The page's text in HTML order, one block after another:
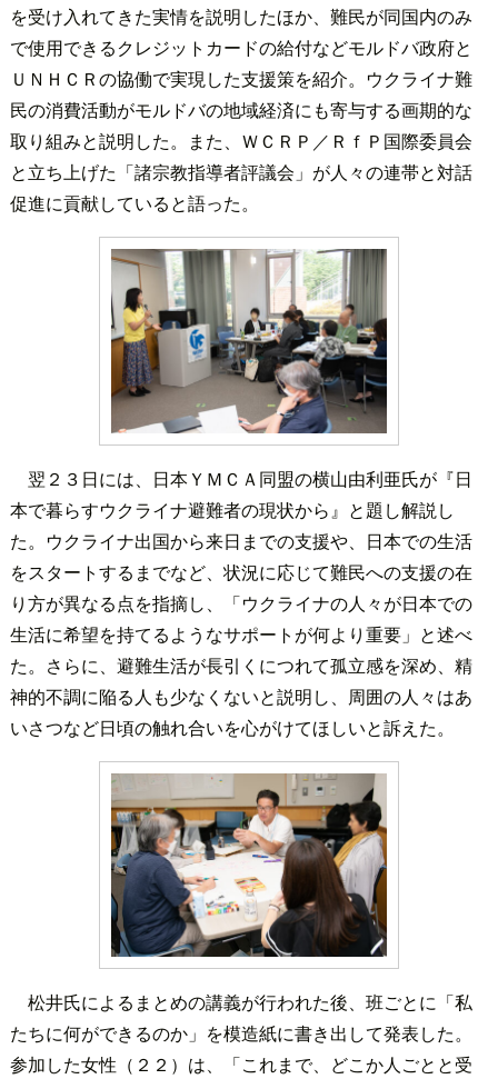
を受け入れてきた実情を説明したほか、難民が同国内のみ
で使用できるクレジットカードの給付などモルドバ政府と
ＵＮＨＣＲの協働で実現した支援策を紹介。ウクライナ難
民の消費活動がモルドバの地域経済にも寄与する画期的な
取り組みと説明した。また、ＷＣＲＰ／ＲｆＰ国際委員会
と立ち上げた「諸宗教指導者評議会」が人々の連帯と対話
促進に貢献していると語った。
翌２３日には、日本ＹＭＣＡ同盟の横山由利亜氏が『日
本で暮らすウクライナ避難者の現状から』と題し解説し
た。ウクライナ出国から来日までの支援や、日本での生活
をスタートするまでなど、状況に応じて難民への支援の在
り方が異なる点を指摘し、「ウクライナの人々が日本での
生活に希望を持てるようなサポートが何より重要」と述べ
た。さらに、避難生活が長引くにつれて孤立感を深め、精
神的不調に陥る人も少なくないと説明し、周囲の人々はあ
いさつなど日頃の触れ合いを心がけてほしいと訴えた。
松井氏によるまとめの講義が行われた後、班ごとに「私
たちに何ができるのか」を模造紙に書き出して発表した。
参加した女性（２２）は、「これまで、どこか人ごとと受